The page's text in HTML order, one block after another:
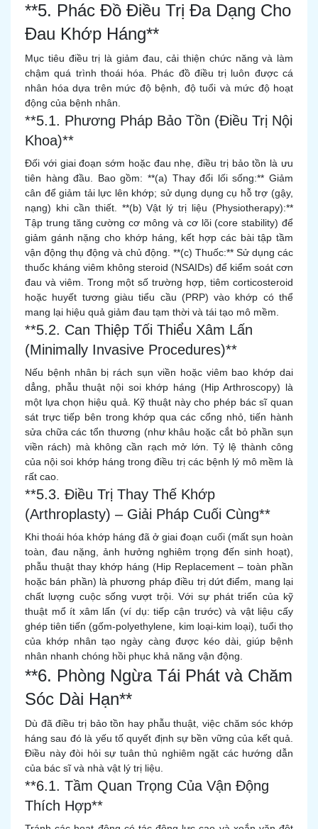
**5. Phác Đồ Điều Trị Đa Dạng Cho
Đau Khớp Háng**
Mục tiêu điều trị là giảm đau, cải thiện chức năng và làm
chậm quá trình thoái hóa. Phác đồ điều trị luôn được cá
nhân hóa dựa trên mức độ bệnh, độ tuổi và mức độ hoạt
động của bệnh nhân.
**5.1. Phương Pháp Bảo Tồn (Điều Trị Nội
Khoa)**
Đối với giai đoạn sớm hoặc đau nhẹ, điều trị bảo tồn là ưu
tiên hàng đầu. Bao gồm: **(a) Thay đổi lối sống:** Giảm
cân để giảm tải lực lên khớp; sử dụng dụng cụ hỗ trợ (gậy,
nạng) khi cần thiết. **(b) Vật lý trị liệu (Physiotherapy):**
Tập trung tăng cường cơ mông và cơ lõi (core stability) để
giảm gánh nặng cho khớp háng, kết hợp các bài tập tầm
vận động thụ động và chủ động. **(c) Thuốc:** Sử dụng các
thuốc kháng viêm không steroid (NSAIDs) để kiểm soát cơn
đau và viêm. Trong một số trường hợp, tiêm corticosteroid
hoặc huyết tương giàu tiểu cầu (PRP) vào khớp có thể
mang lại hiệu quả giảm đau tạm thời và tái tạo mô mềm.
**5.2. Can Thiệp Tối Thiểu Xâm Lấn
(Minimally Invasive Procedures)**
Nếu bệnh nhân bị rách sụn viền hoặc viêm bao khớp dai
dẳng, phẫu thuật nội soi khớp háng (Hip Arthroscopy) là
một lựa chọn hiệu quả. Kỹ thuật này cho phép bác sĩ quan
sát trực tiếp bên trong khớp qua các cổng nhỏ, tiến hành
sửa chữa các tổn thương (như khâu hoặc cắt bỏ phần sụn
viền rách) mà không cần rạch mở lớn. Tỷ lệ thành công
của nội soi khớp háng trong điều trị các bệnh lý mô mềm là
rất cao.
**5.3. Điều Trị Thay Thế Khớp
(Arthroplasty) – Giải Pháp Cuối Cùng**
Khi thoái hóa khớp háng đã ở giai đoạn cuối (mất sụn hoàn
toàn, đau nặng, ảnh hưởng nghiêm trọng đến sinh hoạt),
phẫu thuật thay khớp háng (Hip Replacement – toàn phần
hoặc bán phần) là phương pháp điều trị dứt điểm, mang lại
chất lượng cuộc sống vượt trội. Với sự phát triển của kỹ
thuật mổ ít xâm lấn (ví dụ: tiếp cận trước) và vật liệu cấy
ghép tiên tiến (gốm-polyethylene, kim loại-kim loại), tuổi thọ
của khớp nhân tạo ngày càng được kéo dài, giúp bệnh
nhân nhanh chóng hồi phục khả năng vận động.
**6. Phòng Ngừa Tái Phát và Chăm
Sóc Dài Hạn**
Dù đã điều trị bảo tồn hay phẫu thuật, việc chăm sóc khớp
háng sau đó là yếu tố quyết định sự bền vững của kết quả.
Điều này đòi hỏi sự tuân thủ nghiêm ngặt các hướng dẫn
của bác sĩ và nhà vật lý trị liệu.
**6.1. Tầm Quan Trọng Của Vận Động
Thích Hợp**